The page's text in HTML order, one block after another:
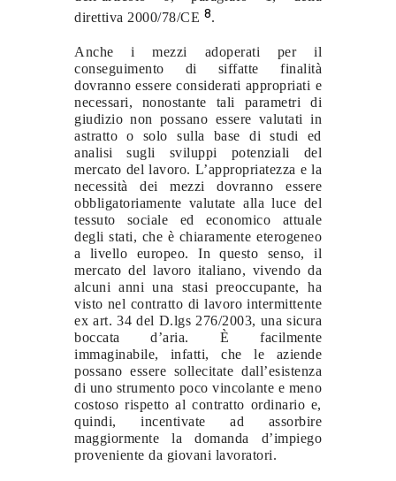
direttiva 2000/78/CE 8.
Anche i mezzi adoperati per il
conseguimento di siffatte finalità
dovranno essere considerati appropriati e
necessari, nonostante tali parametri di
giudizio non possano essere valutati in
astratto o solo sulla base di studi ed
analisi sugli sviluppi potenziali del
mercato del lavoro. L’appropriatezza e la
necessità dei mezzi dovranno essere
obbligatoriamente valutate alla luce del
tessuto sociale ed economico attuale
degli stati, che è chiaramente eterogeneo
a livello europeo. In questo senso, il
mercato del lavoro italiano, vivendo da
alcuni anni una stasi preoccupante, ha
visto nel contratto di lavoro intermittente
ex art. 34 del D.lgs 276/2003, una sicura
boccata d’aria. È facilmente
immaginabile, infatti, che le aziende
possano essere sollecitate dall’esistenza
di uno strumento poco vincolante e meno
costoso rispetto al contratto ordinario e,
quindi, incentivate ad assorbire
maggiormente la domanda d’impiego
proveniente da giovani lavoratori.